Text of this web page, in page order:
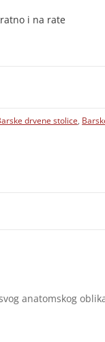
i na rate
drvene stolice,
anatomskog